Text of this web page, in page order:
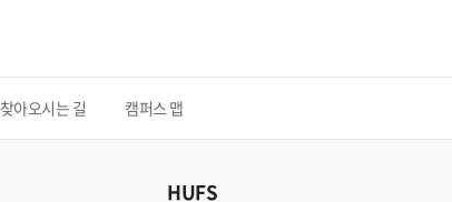
찾아오시는 길 캠퍼스 맵
HUFS